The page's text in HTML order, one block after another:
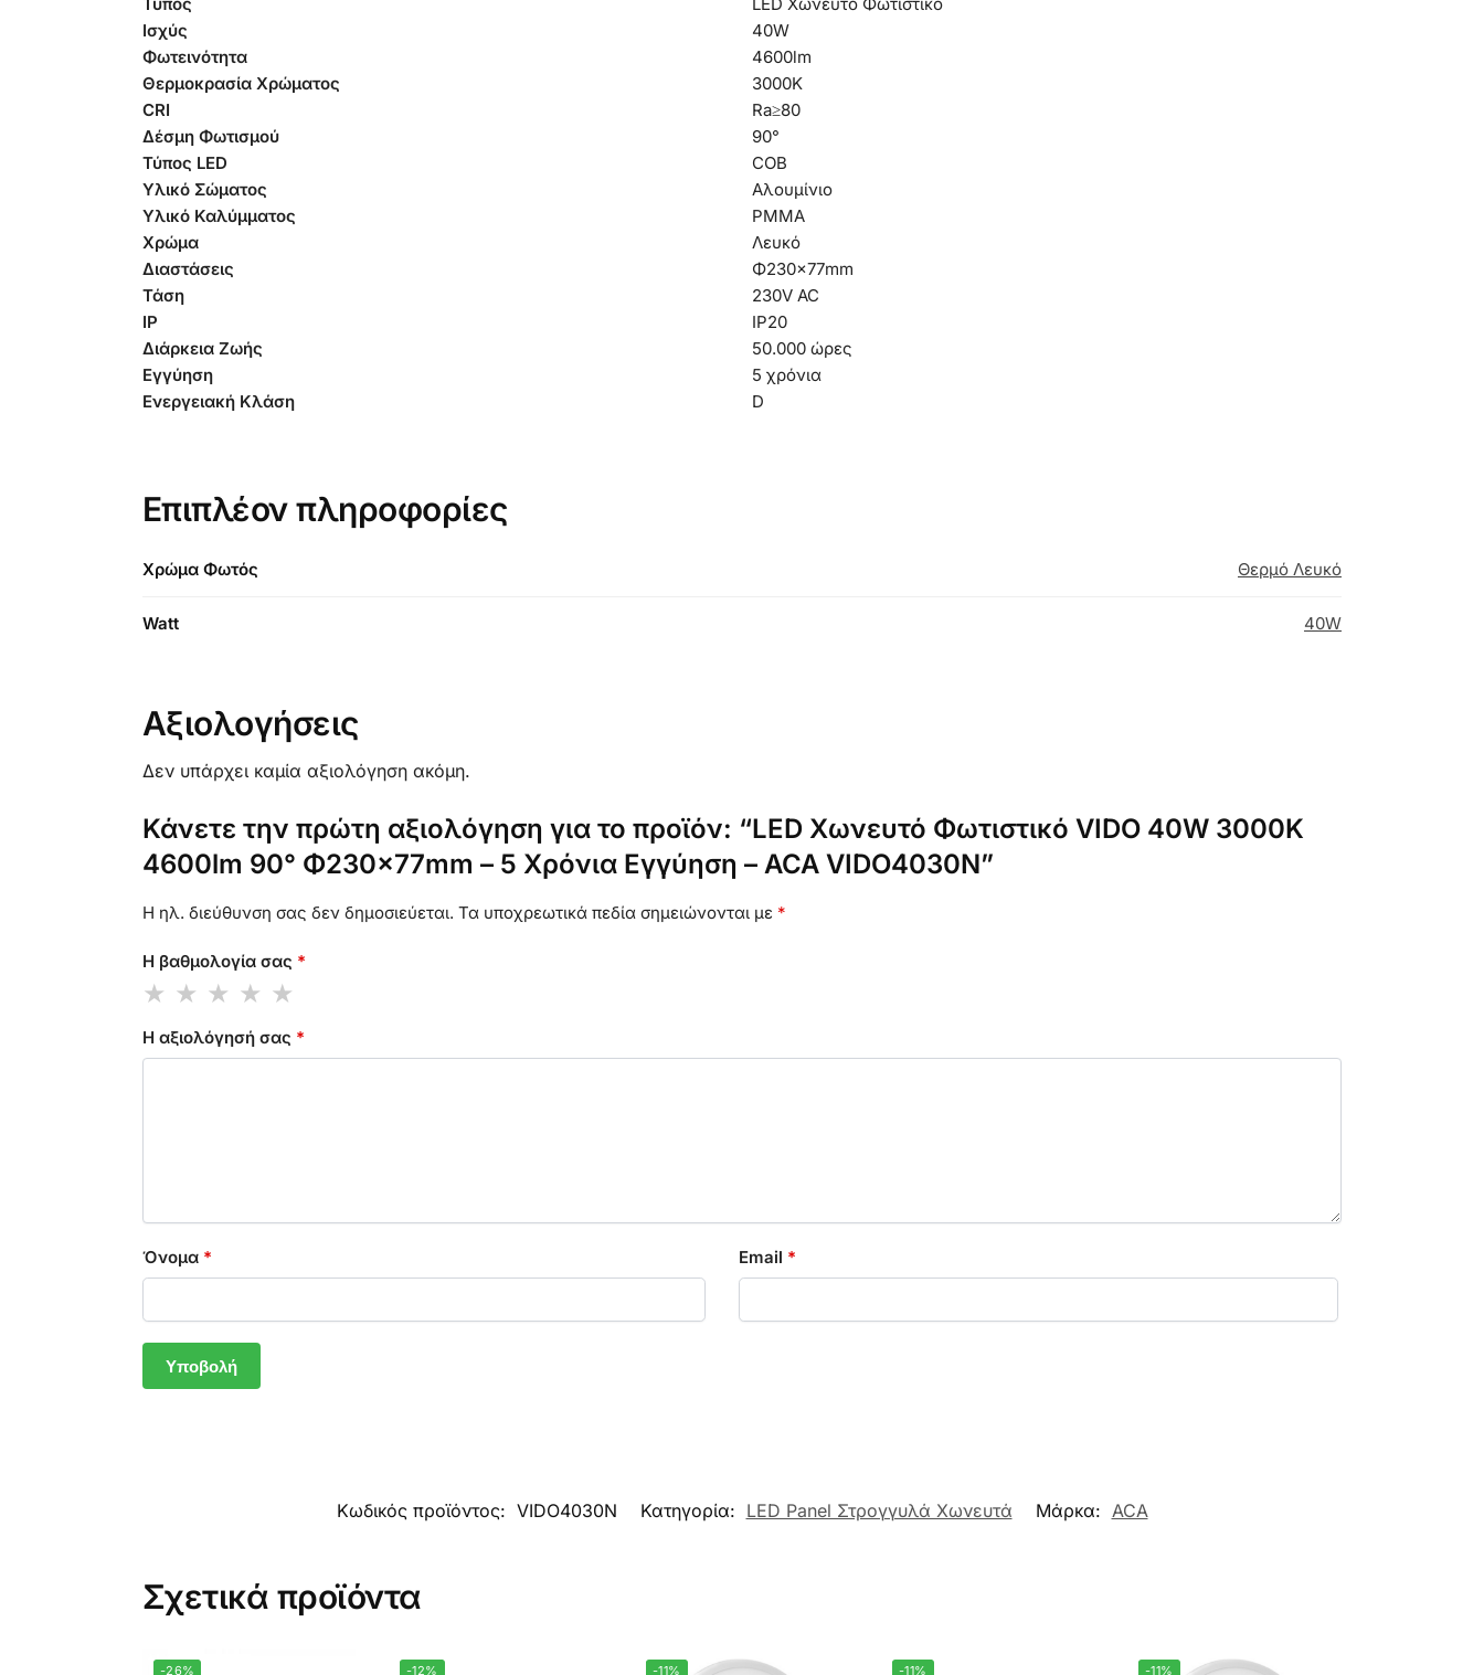
Ισχύς
40W
Φωτεινότητα
4600lm
Θερμοκρασία Χρώματος
3000K
CRI
Ra≥80
Δέσμη Φωτισμού
90°
Τύπος LED
COB
Υλικό Σώματος
Αλουμίνιο
Υλικό Καλύμματος
PMMA
Χρώμα
Λευκό
Διαστάσεις
Φ230×77mm
Τάση
230V AC
IP
IP20
Διάρκεια Ζωής
50.000 ώρες
Εγγύηση
5 χρόνια
Ενεργειακή Κλάση
D
Επιπλέον πληροφορίες
Χρώμα Φωτός Θερμό Λευκό
Watt 40W
Αξιολογήσεις
Δεν υπάρχει καμία αξιολόγηση ακόμη.
Κάνετε την πρώτη αξιολόγηση για το προϊόν: “LED Χωνευτό Φωτιστικό VIDO 40W 3000K
4600lm 90° Φ230×77mm – 5 Χρόνια Εγγύηση – ACA VIDO4030N”
Η ηλ. διεύθυνση σας δεν δημοσιεύεται. Τα υποχρεωτικά πεδία σημειώνονται με *
Η βαθμολογία σας *
Η αξιολόγησή σας *
Όνομα * Email *
Κωδικός προϊόντος: VIDO4030N Κατηγορία: LED Panel Στρογγυλά Χωνευτά Μάρκα: ACA
Σχετικά προϊόντα
-26% -12% -11% -11% -11%